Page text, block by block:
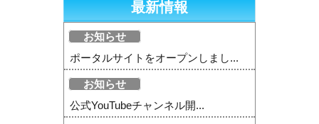
最新情報
お知らせ
ポータルサイトをオープンしまし...
お知らせ
公式YouTubeチャンネル開...